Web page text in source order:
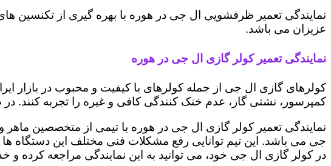
نمایندگی تعمیر ظرفشویی ال جی در هوره با بهره گیری از تکنسین
عزیزان می باشد.
نمایندگی تعمیر کولر گازی ال جی در هوره
کولرهای گازی ال جی از جمله کولرهای با کیفیت و محبوب در بازار
کمپرسور، نشتی گاز، عدم خنک کنندگی کافی و غیره را تجربه کنند.
نمایندگی تعمیر کولر گازی ال جی در هوره با تیمی از متخصصین ماهر
جی می باشد. این تیم توانایی رفع مشکلات فنی مختلف این دستگاه ها
در کولر گازی ال جی خود، می توانید به این نمایندگی مراجعه کرده و